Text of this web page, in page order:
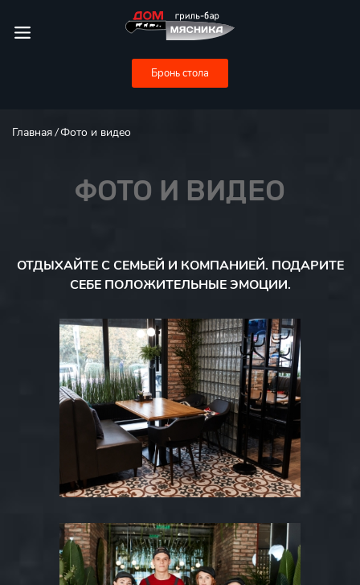
Бронь стола
Главная Фото и видео
ФОТО И ВИДЕО
ОТДЫХАЙТЕ С СЕМЬЕЙ И КОМПАНИЕЙ. ПОДАРИТЕ
СЕБЕ ПОЛОЖИТЕЛЬНЫЕ ЭМОЦИИ.